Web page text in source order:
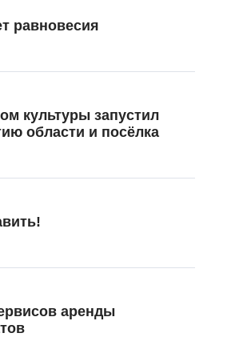
равновесия
культуры запустил
области и посёлка
аренды